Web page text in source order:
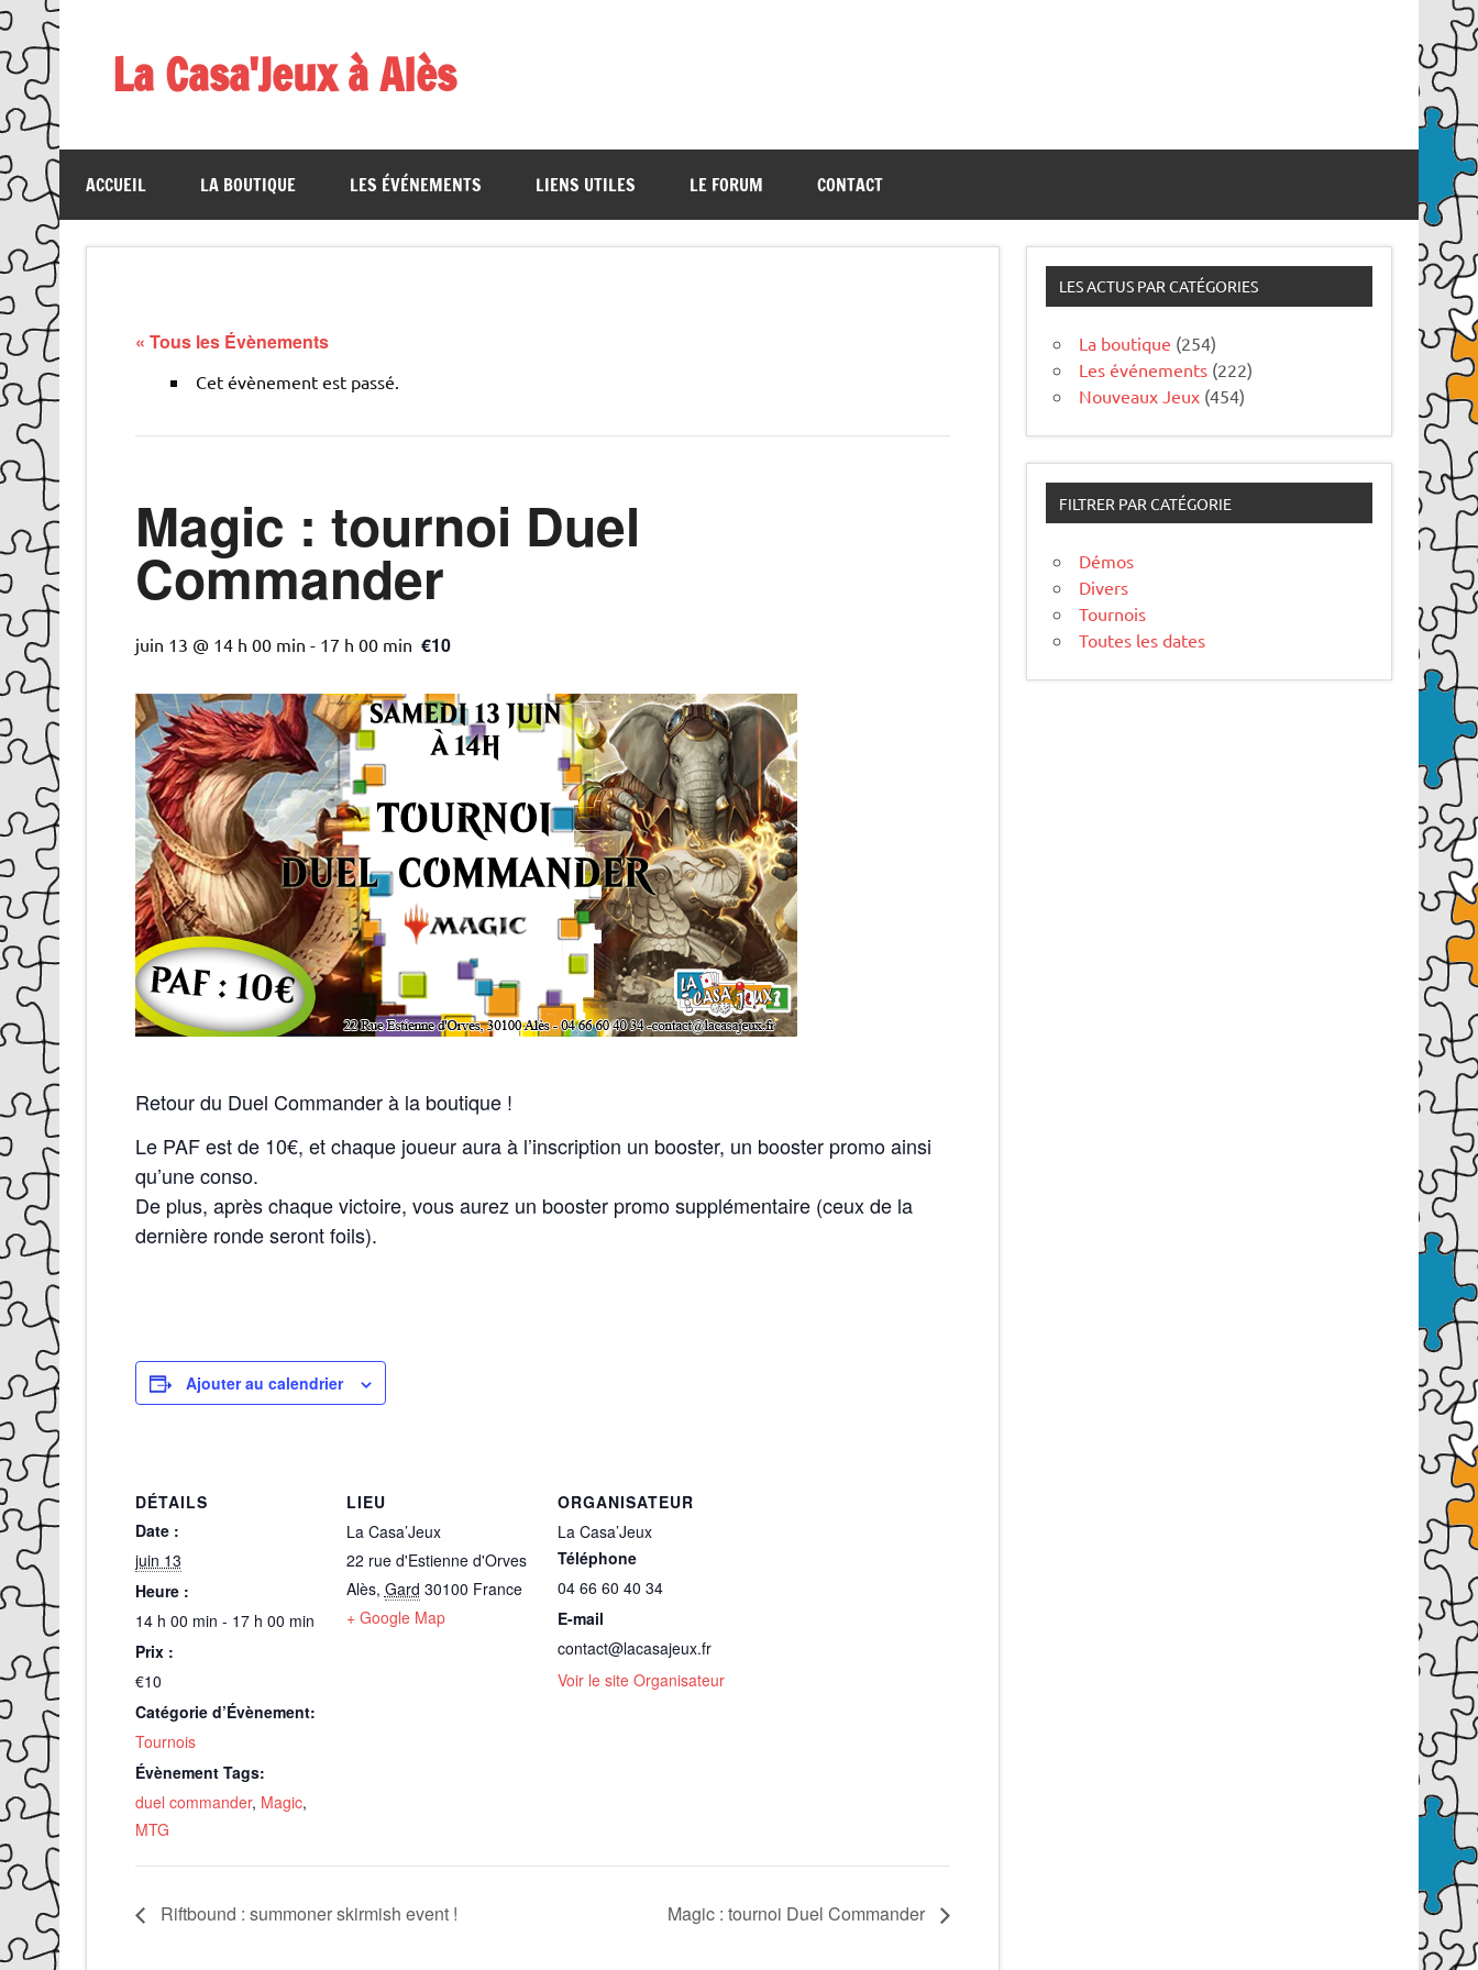
Skip
to
content
La Casa'Jeux à Alès
ACCUEIL LA BOUTIQUE LES ÉVÉNEMENTS LIENS UTILES LE FORUM CONTACT
« Tous les Évènements
Cet évènement est passé.
Magic : tournoi Duel
Commander
juin 13 @ 14 h 00 min - 17 h 00 min €10
Retour du Duel Commander à la boutique !
Le PAF est de 10€, et chaque joueur aura à l’inscription un booster, un booster promo ainsi
qu’une conso.
De plus, après chaque victoire, vous aurez un booster promo supplémentaire (ceux de la
dernière ronde seront foils).
Ajouter au calendrier
DÉTAILS
Date :
juin 13
Heure :
14 h 00 min - 17 h 00 min
Prix :
€10
Catégorie d’Évènement:
Tournois
Évènement Tags:
duel commander, Magic,
MTG
LIEU
La Casa’Jeux
22 rue d'Estienne d'Orves
Alès, Gard 30100 France
+ Google Map
ORGANISATEUR
La Casa’Jeux
Téléphone
04 66 60 40 34
E-mail
contact@lacasajeux.fr
Voir le site Organisateur
Riftbound : summoner skirmish event ! Magic : tournoi Duel Commander
LES ACTUS PAR CATÉGORIES
La boutique (254)
Les événements (222)
Nouveaux Jeux (454)
FILTRER PAR CATÉGORIE
Démos
Divers
Tournois
Toutes les dates